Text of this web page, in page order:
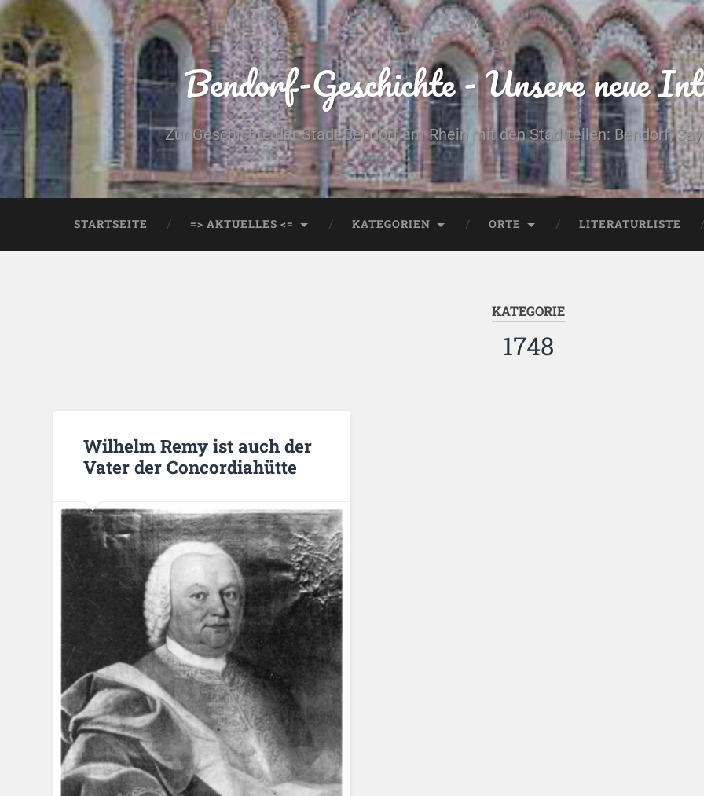
Bendorf-Geschichte - Unsere neue
Zur Geschichte der Stadt Bendorf am Rhein mit den Stadtteilen: Bendorf,
STARTSEITE => AKTUELLES <= KATEGORIEN ORTE LITERATURLISTE
KATEGORIE
1748
Wilhelm Remy ist auch der
Vater der Concordiahütte